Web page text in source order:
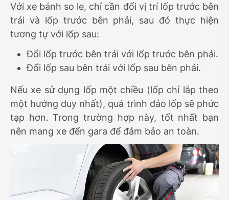
Với xe bánh so le, chỉ cần đổi vị trí lốp trước bên
trái và lốp trước bên phải, sau đó thực hiện
tương tự với lốp sau:
Đổi lốp trước bên trái với lốp trước bên phải.
Đổi lốp sau bên trái với lốp sau bên phải.
Nếu xe sử dụng lốp một chiều (lốp chỉ lắp theo
một hướng duy nhất), quá trình đảo lốp sẽ phức
tạp hơn. Trong trường hợp này, tốt nhất bạn
nên mang xe đến gara để đảm bảo an toàn.